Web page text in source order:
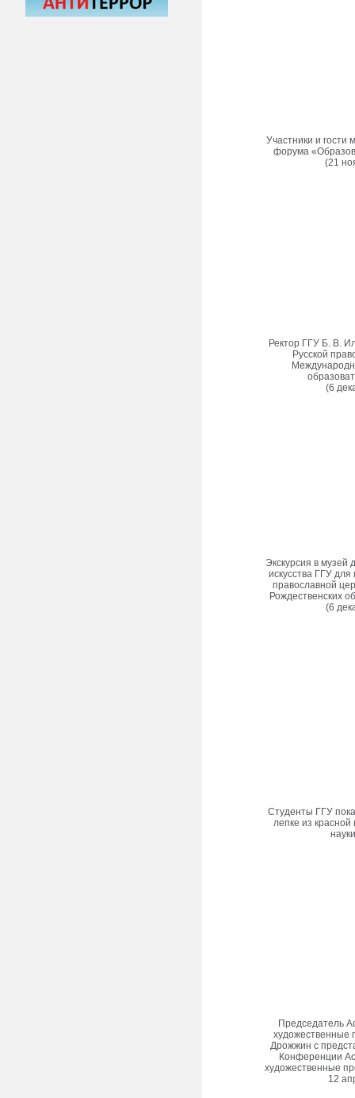
Участники и гости
форума
(21
Ректор ГГУ Б. В.
Русской
(6
Экскурсия в музей
искусства ГГУ
православной
Рождественских
(6
Студенты ГГУ
лепке из
Председатель
художественные
Дрожжин с
Конференции
художественные
12